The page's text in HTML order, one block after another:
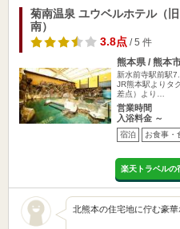
菊南温泉 ユウベルホテル（
南）
3.8点/ 5 件
熊本県 / 熊本
新水前寺駅前駅
JR熊本駅よりタ
差点）より…
営業時間
入浴料金 ～
宿泊 お食事・
楽天トラベルの
北熊本の住宅
熊本県熊本市